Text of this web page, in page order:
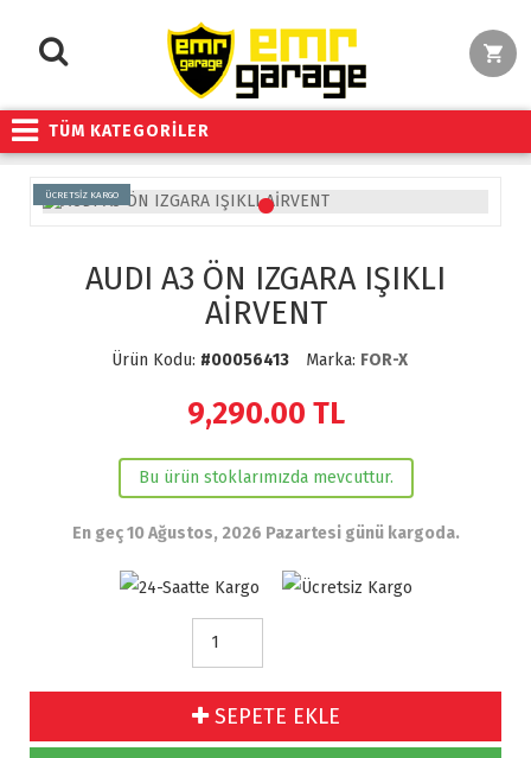
TÜM KATEGORİLER
ÜCRETSİZ KARGO
AUDI A3 ÖN IZGARA IŞIKLI
AİRVENT
Ürün Kodu: #00056413 Marka: FOR-X
9,290.00 TL
Bu ürün stoklarımızda mevcuttur.
En geç 10 Ağustos, 2026 Pazartesi günü kargoda.
SEPETE EKLE